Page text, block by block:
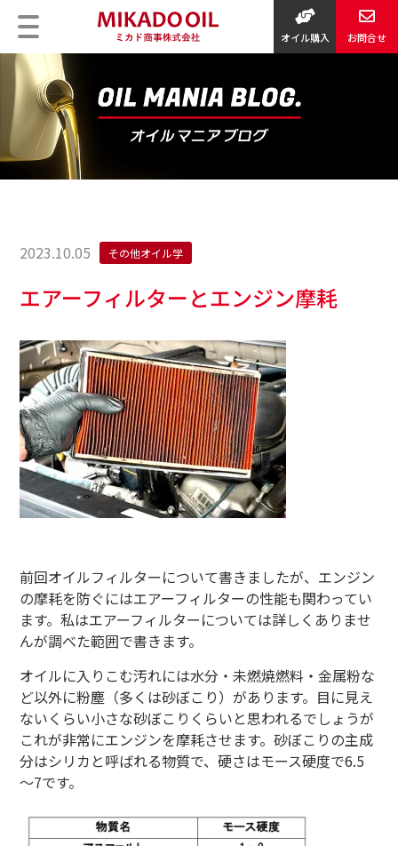
オイル購入 お問合せ
2023.10.05 その他オイル学
エアーフィルターとエンジン摩耗
前回オイルフィルターについて書きましたが、エンジン
の摩耗を防ぐにはエアーフィルターの性能も関わってい
ます。私はエアーフィルターについては詳しくありませ
んが調べた範囲で書きます。
オイルに入りこむ汚れには水分・未燃焼燃料・金属粉な
ど以外に粉塵（多くは砂ぼこり）があります。目に見え
ないくらい小さな砂ぼこりくらいと思われるでしょうが
これが非常にエンジンを摩耗させます。砂ぼこりの主成
分はシリカと呼ばれる物質で、硬さはモース硬度で6.5
～7です。